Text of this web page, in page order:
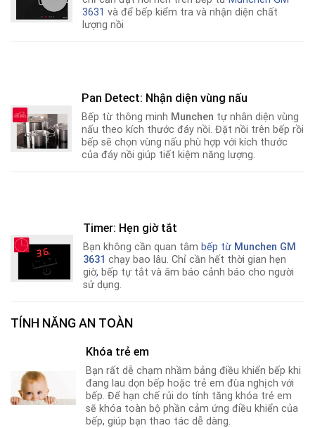
3631 và để bếp kiểm tra và nhận diện chất
lượng nồi
Pan Detect: Nhận diện vùng nấu
Bếp từ thông minh Munchen tự nhân diện vùng
nấu theo kích thước đáy nồi. Đặt nồi trên bếp rồi
bếp sẽ chọn vùng nấu phù hợp với kích thước
của đáy nồi giúp tiết kiệm năng lượng.
Timer: Hẹn giờ tắt
Bạn không cần quan tâm bếp từ Munchen GM
3631 chạy bao lâu. Chỉ cần hết thời gian hẹn
giờ, bếp tự tắt và âm báo cảnh báo cho người
sử dụng.
TÍNH NĂNG AN TOÀN
Khóa trẻ em
Bạn rất dễ chạm nhầm bảng điều khiển bếp khi
đang lau dọn bếp hoặc trẻ em đùa nghịch với
bếp. Để hạn chế rủi do tính tăng khóa trẻ em
sẽ khóa toàn bộ phần cảm ứng điều khiển của
bếp, giúp bạn thao tác dễ dàng.